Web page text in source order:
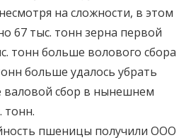
на сложности, в этом
67 тыс. тонн зерна первой
тонн больше волового сбора
больше удалось убрать
сбор в нынешнем
тонн.
пшеницы получили ООО